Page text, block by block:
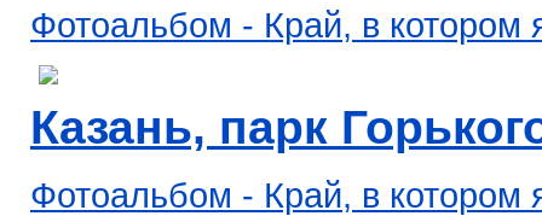
Фотоальбом - Край, в котором
Казань, парк
Фотоальбом - Край, в котором